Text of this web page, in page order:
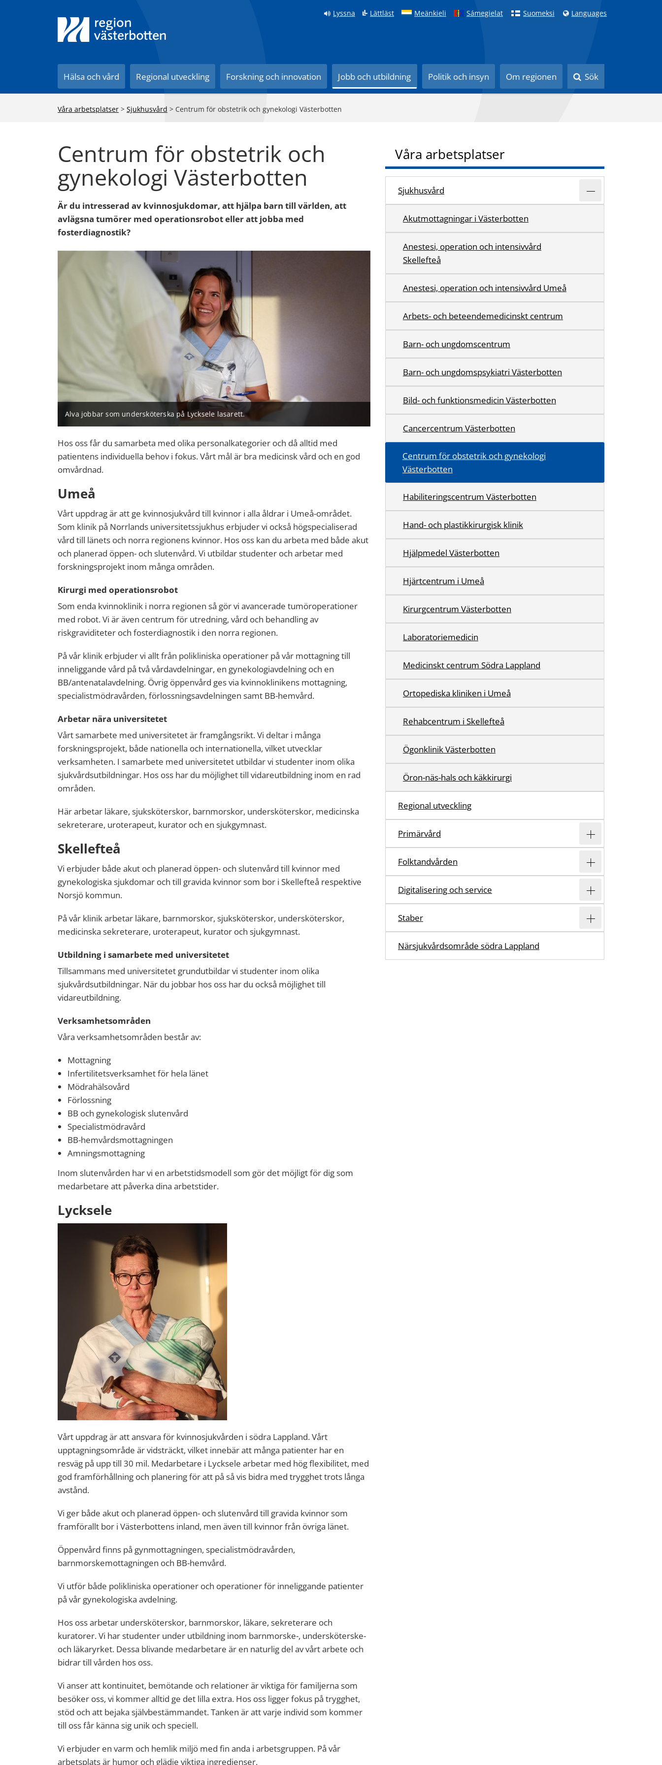
Lyssna Lättläst Meänkieli Sámegielat Suomeksi Languages
Hälsa och vård Regional utveckling Forskning och innovation Jobb och utbildning Politik och insyn Om regionen Sök
Våra arbetsplatser > Sjukhusvård > Centrum för obstetrik och gynekologi Västerbotten
Centrum för obstetrik och
gynekologi Västerbotten
Är du intresserad av kvinnosjukdomar, att hjälpa barn till världen, att
avlägsna tumörer med operationsrobot eller att jobba med
fosterdiagnostik?
Alva jobbar som undersköterska på Lycksele lasarett.
Hos oss får du samarbeta med olika personalkategorier och då alltid med
patientens individuella behov i fokus. Vårt mål är bra medicinsk vård och en god
omvårdnad.
Umeå
Vårt uppdrag är att ge kvinnosjukvård till kvinnor i alla åldrar i Umeå-området.
Som klinik på Norrlands universitetssjukhus erbjuder vi också högspecialiserad
vård till länets och norra regionens kvinnor. Hos oss kan du arbeta med både akut
och planerad öppen- och slutenvård. Vi utbildar studenter och arbetar med
forskningsprojekt inom många områden.
Kirurgi med operationsrobot
Som enda kvinnoklinik i norra regionen så gör vi avancerade tumöroperationer
med robot. Vi är även centrum för utredning, vård och behandling av
riskgraviditeter och fosterdiagnostik i den norra regionen.
På vår klinik erbjuder vi allt från polikliniska operationer på vår mottagning till
inneliggande vård på två vårdavdelningar, en gynekologiavdelning och en
BB/antenatalavdelning. Övrig öppenvård ges via kvinnoklinikens mottagning,
specialistmödravården, förlossningsavdelningen samt BB-hemvård.
Arbetar nära universitetet
Vårt samarbete med universitetet är framgångsrikt. Vi deltar i många
forskningsprojekt, både nationella och internationella, vilket utvecklar
verksamheten. I samarbete med universitetet utbildar vi studenter inom olika
sjukvårdsutbildningar. Hos oss har du möjlighet till vidareutbildning inom en rad
områden.
Här arbetar läkare, sjuksköterskor, barnmorskor, undersköterskor, medicinska
sekreterare, uroterapeut, kurator och en sjukgymnast.
Skellefteå
Vi erbjuder både akut och planerad öppen- och slutenvård till kvinnor med
gynekologiska sjukdomar och till gravida kvinnor som bor i Skellefteå respektive
Norsjö kommun.
På vår klinik arbetar läkare, barnmorskor, sjuksköterskor, undersköterskor,
medicinska sekreterare, uroterapeut, kurator och sjukgymnast.
Utbildning i samarbete med universitetet
Tillsammans med universitetet grundutbildar vi studenter inom olika
sjukvårdsutbildningar. När du jobbar hos oss har du också möjlighet till
vidareutbildning.
Verksamhetsområden
Våra verksamhetsområden består av:
Mottagning
Infertilitetsverksamhet för hela länet
Mödrahälsovård
Förlossning
BB och gynekologisk slutenvård
Specialistmödravård
BB-hemvårdsmottagningen
Amningsmottagning
Inom slutenvården har vi en arbetstidsmodell som gör det möjligt för dig som
medarbetare att påverka dina arbetstider.
Lycksele
Vårt uppdrag är att ansvara för kvinnosjukvården i södra Lappland. Vårt
upptagningsområde är vidsträckt, vilket innebär att många patienter har en
resväg på upp till 30 mil. Medarbetare i Lycksele arbetar med hög flexibilitet, med
god framförhållning och planering för att på så vis bidra med trygghet trots långa
avstånd.
Vi ger både akut och planerad öppen- och slutenvård till gravida kvinnor som
framförallt bor i Västerbottens inland, men även till kvinnor från övriga länet.
Öppenvård finns på gynmottagningen, specialistmödravården,
barnmorskemottagningen och BB-hemvård.
Vi utför både polikliniska operationer och operationer för inneliggande patienter
på vår gynekologiska avdelning.
Hos oss arbetar undersköterskor, barnmorskor, läkare, sekreterare och
kuratorer. Vi har studenter under utbildning inom barnmorske-, undersköterske-
och läkaryrket. Dessa blivande medarbetare är en naturlig del av vårt arbete och
bidrar till vården hos oss.
Vi anser att kontinuitet, bemötande och relationer är viktiga för familjerna som
besöker oss, vi kommer alltid ge det lilla extra. Hos oss ligger fokus på trygghet,
stöd och att bejaka självbestämmandet. Tanken är att varje individ som kommer
till oss får känna sig unik och speciell.
Vi erbjuder en varm och hemlik miljö med fin anda i arbetsgruppen. På vår
arbetsplats är humor och glädje viktiga ingredienser.
Våra arbetsplatser
Sjukhusvård
Akutmottagningar i Västerbotten
Anestesi, operation och intensivvård
Skellefteå
Anestesi, operation och intensivvård Umeå
Arbets- och beteendemedicinskt centrum
Barn- och ungdomscentrum
Barn- och ungdomspsykiatri Västerbotten
Bild- och funktionsmedicin Västerbotten
Cancercentrum Västerbotten
Centrum för obstetrik och gynekologi
Västerbotten
Habiliteringscentrum Västerbotten
Hand- och plastikkirurgisk klinik
Hjälpmedel Västerbotten
Hjärtcentrum i Umeå
Kirurgcentrum Västerbotten
Laboratoriemedicin
Medicinskt centrum Södra Lappland
Ortopediska kliniken i Umeå
Rehabcentrum i Skellefteå
Ögonklinik Västerbotten
Öron-näs-hals och käkkirurgi
Regional utveckling
Primärvård
Folktandvården
Digitalisering och service
Staber
Närsjukvårdsområde södra Lappland